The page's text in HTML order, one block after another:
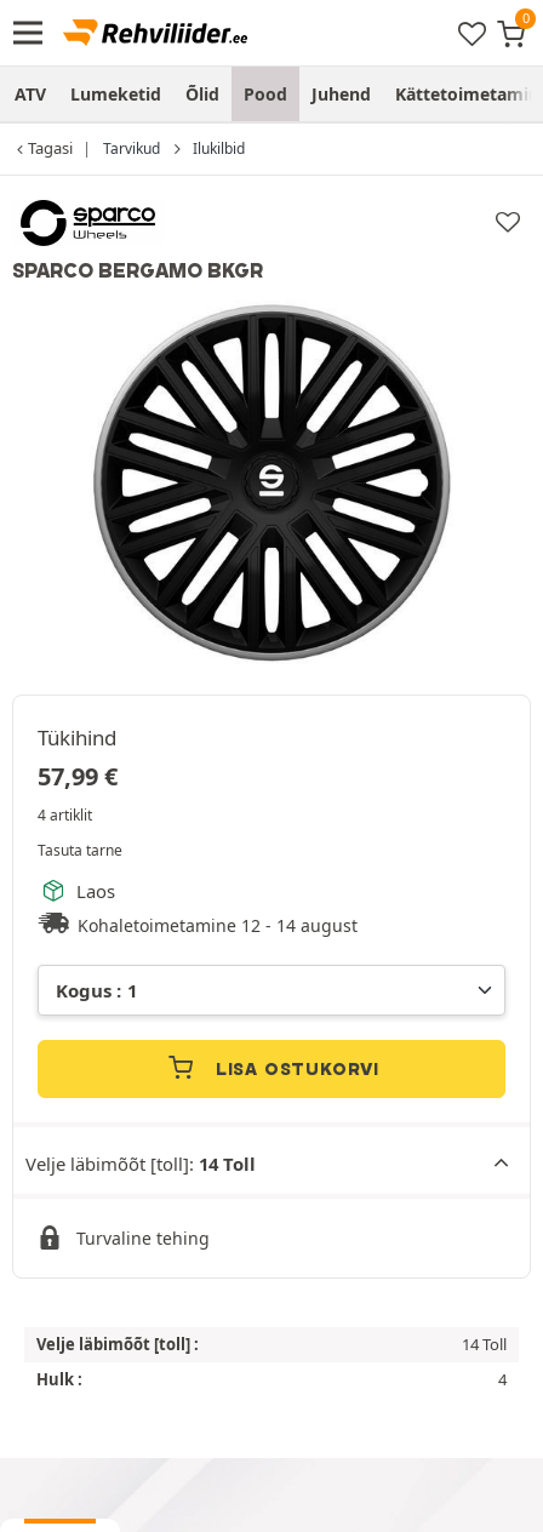
ATV Lumeketid Õlid Pood Juhend
Tagasi Tarvikud Ilukilbid
SPARCO BERGAMO BKGR
Tükihind
57,99€
4 artiklit
Tasuta tarne
Laos
Kohaletoimetamine 12 - 14 august
LISA OSTUKORVI
Velje läbimõõt [toll]: 14 Toll
Turvaline tehing
Velje läbimõõt [toll] :
14 Toll
Hulk :
4